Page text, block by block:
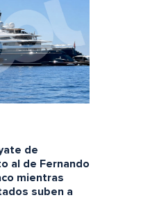
de
al de Fernando
mientras
suben a